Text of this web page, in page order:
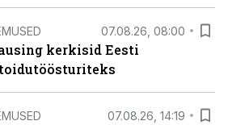
07.08.26, 08:00
kerkisid Eesti
07.08.26, 14:19